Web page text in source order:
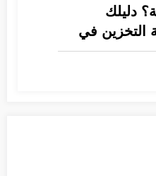
دليلك
التخزين في